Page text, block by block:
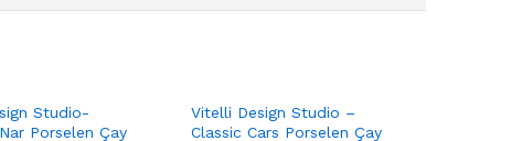
Studio-
Porselen Çay
Vitelli Design Studio –
Classic Cars Porselen Çay